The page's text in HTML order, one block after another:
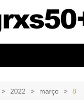
2022 março 8